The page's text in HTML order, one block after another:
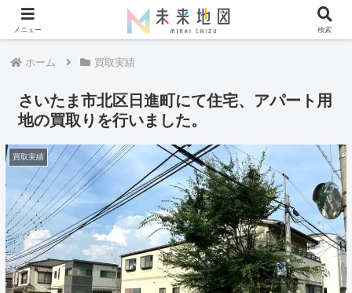
ホーム 買取実績
さいたま市北区日進町にて住宅、アパート用
地の買取りを行いました。
買取実績
メニュー 検索